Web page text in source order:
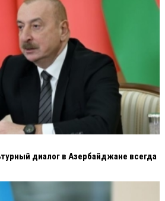
диалог в Азербайджане всегда